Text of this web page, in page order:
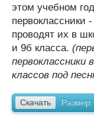
этом учебном
первоклассники
проводят их в
и 9б класса.
первоклассники
классов под
Скачать Размер: